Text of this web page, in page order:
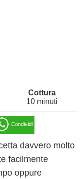
10 minuti
Condividi
davvero molto
facilmente
oppure